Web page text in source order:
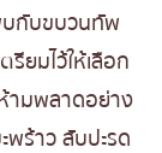
บกับขบวนทัพ
ยมไว้ให้เลือก
ห้ามพลาดอย่าง
พร้าว สับปะรด